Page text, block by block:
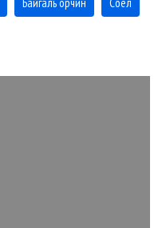
Байгаль орчин Соёл